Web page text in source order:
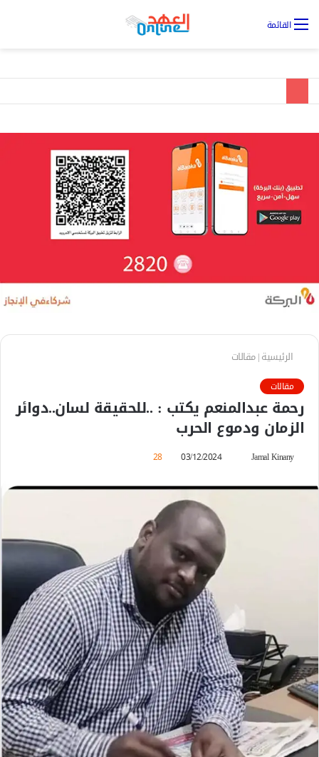
القائمة
الرئيسية|مقالات
مقالات
رحمة عبدالمنعم يكتب : ..للحقيقة لسان..دوائر
الزمان ودموع الحرب
Jamal Kinany
س
ل
ت
ر
و
ن
ي
ا
03/12/2024
28